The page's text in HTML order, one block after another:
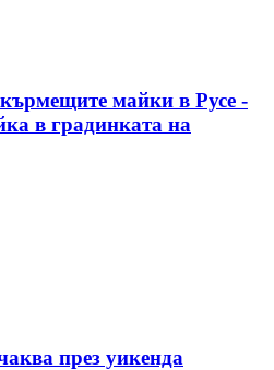
майки в Русе -
в градинката на
през уикенда